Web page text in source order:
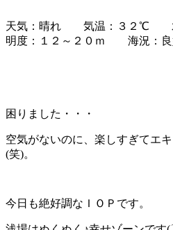
天気：晴れ 気温：３２℃
明度：１２～２０ｍ 海況：良
困りました・・・
空気がないのに、楽しすぎてエ
(笑)。
今日も絶好調なＩＯＰです。